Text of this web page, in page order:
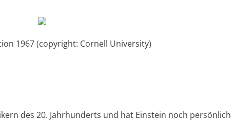
1967 (copyright: Cornell University)
des 20. Jahrhunderts und hat Einstein noch persönlich